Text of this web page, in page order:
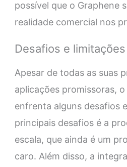
possível que o Graphene
realidade comercial nos
Desafios e
Apesar de todas as suas
aplicações promissoras,
enfrenta alguns desafios
principais desafios é a
escala, que ainda é um
caro. Além disso, a